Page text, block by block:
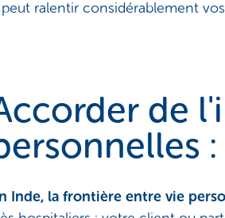
peut ralentir considérablement
de
Inde, la frontière entre vie